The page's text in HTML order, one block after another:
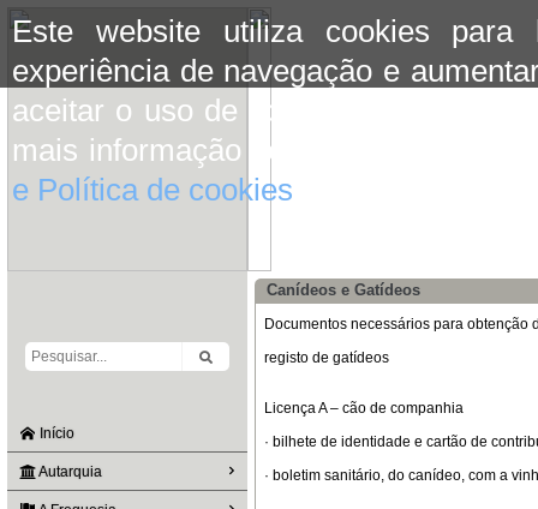
Este website utiliza cookies para
experiência de navegação e
aceitar o uso de cookies basta
mais informação consulte a
e Política de cookies
Início
Autarquia
Canídeos e Gatídeos
Documentos necessários para obtenção
registo de gatídeos
Licença A – cão de companhia
· bilhete de identidade e cartão de
· boletim sanitário, do canídeo, com a